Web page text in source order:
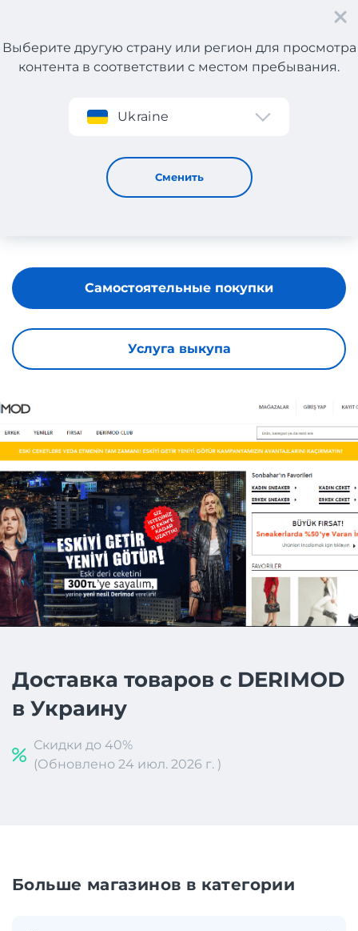
Регистрация
Выберите другую страну или регион для просмотра
контента в соответствии с местом пребывания.
Ukraine
Сменить
DERIMOD
Услуга выкупа
Самостоятельные покупки
Доставка товаров с DERIMOD
в Украину
Скидки до 40%
(Обновлено 24 июл. 2026 г. )
Больше магазинов в категории